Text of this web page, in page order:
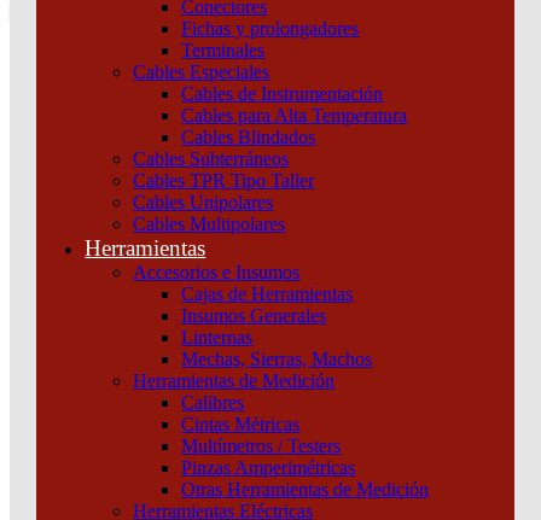
Conectores
Fichas y prolongadores
Terminales
Cables Especiales
Cables de Instrumentación
Cables para Alta Temperatura
Cables Blindados
Cables Subterráneos
Cables TPR Tipo Taller
Cables Unipolares
Cables Multipolares
Herramientas
Accesorios e Insumos
Cajas de Herramientas
Insumos Generales
Linternas
Mechas, Sierras, Machos
Herramientas de Medición
Calibres
Cintas Métricas
Multímetros / Testers
Pinzas Amperimétricas
Otras Herramientas de Medición
Herramientas Eléctricas
Jabalinas
Instalación
Puesta a tierra
Jabalinas
Jabalinas
Instalación/Puesta a tierra/ Jabalinas
Categorías del producto
Automatización y Control
Maniobra y Protección
Llaves de Luz